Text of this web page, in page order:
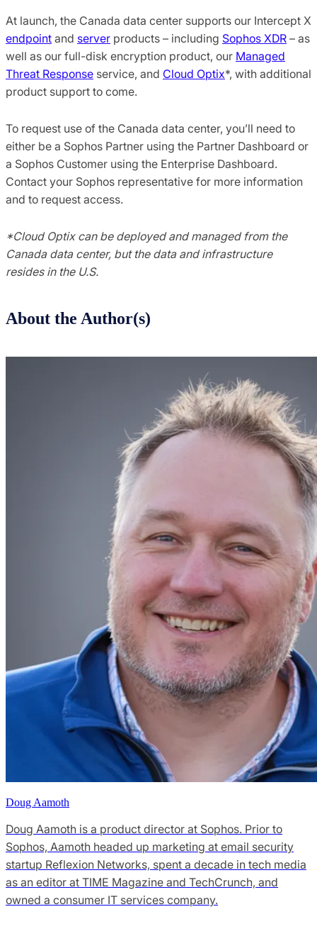
At launch, the Canada data center supports our Intercept X
endpoint and server products – including Sophos XDR – as
well as our full-disk encryption product, our Managed
Threat Response service, and Cloud Optix*, with additional
product support to come.
To request use of the Canada data center, you’ll need to
either be a Sophos Partner using the Partner Dashboard or
a Sophos Customer using the Enterprise Dashboard.
Contact your Sophos representative for more information
and to request access.
*Cloud Optix can be deployed and managed from the
Canada data center, but the data and infrastructure
resides in the U.S.
About the Author(s)
Doug Aamoth
Doug Aamoth is a product director at Sophos. Prior to
Sophos, Aamoth headed up marketing at email security
startup Reflexion Networks, spent a decade in tech media
as an editor at TIME Magazine and TechCrunch, and
owned a consumer IT services company.